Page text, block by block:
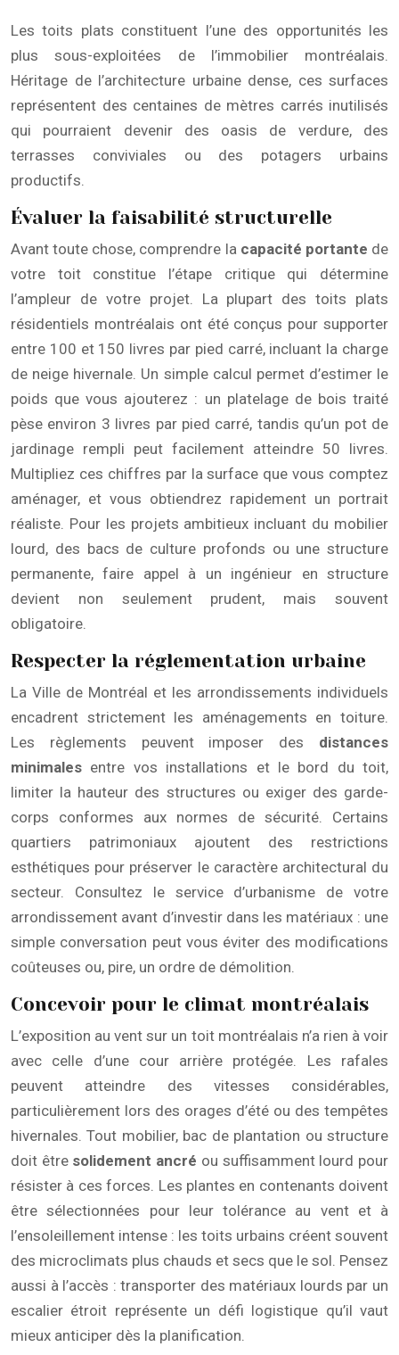
Les toits plats constituent l’une des opportunités les
plus sous-exploitées de l’immobilier montréalais.
Héritage de l’architecture urbaine dense, ces surfaces
représentent des centaines de mètres carrés inutilisés
qui pourraient devenir des oasis de verdure, des
terrasses conviviales ou des potagers urbains
productifs.
Évaluer la faisabilité structurelle
Avant toute chose, comprendre la capacité portante de
votre toit constitue l’étape critique qui détermine
l’ampleur de votre projet. La plupart des toits plats
résidentiels montréalais ont été conçus pour supporter
entre 100 et 150 livres par pied carré, incluant la charge
de neige hivernale. Un simple calcul permet d’estimer le
poids que vous ajouterez : un platelage de bois traité
pèse environ 3 livres par pied carré, tandis qu’un pot de
jardinage rempli peut facilement atteindre 50 livres.
Multipliez ces chiffres par la surface que vous comptez
aménager, et vous obtiendrez rapidement un portrait
réaliste. Pour les projets ambitieux incluant du mobilier
lourd, des bacs de culture profonds ou une structure
permanente, faire appel à un ingénieur en structure
devient non seulement prudent, mais souvent
obligatoire.
Respecter la réglementation urbaine
La Ville de Montréal et les arrondissements individuels
encadrent strictement les aménagements en toiture.
Les règlements peuvent imposer des distances
minimales entre vos installations et le bord du toit,
limiter la hauteur des structures ou exiger des garde-
corps conformes aux normes de sécurité. Certains
quartiers patrimoniaux ajoutent des restrictions
esthétiques pour préserver le caractère architectural du
secteur. Consultez le service d’urbanisme de votre
arrondissement avant d’investir dans les matériaux : une
simple conversation peut vous éviter des modifications
coûteuses ou, pire, un ordre de démolition.
Concevoir pour le climat montréalais
L’exposition au vent sur un toit montréalais n’a rien à voir
avec celle d’une cour arrière protégée. Les rafales
peuvent atteindre des vitesses considérables,
particulièrement lors des orages d’été ou des tempêtes
hivernales. Tout mobilier, bac de plantation ou structure
doit être solidement ancré ou suffisamment lourd pour
résister à ces forces. Les plantes en contenants doivent
être sélectionnées pour leur tolérance au vent et à
l’ensoleillement intense : les toits urbains créent souvent
des microclimats plus chauds et secs que le sol. Pensez
aussi à l’accès : transporter des matériaux lourds par un
escalier étroit représente un défi logistique qu’il vaut
mieux anticiper dès la planification.